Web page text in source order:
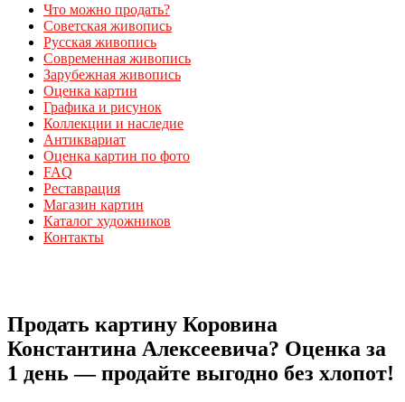
Что можно продать?
Советская живопись
Русская живопись
Современная живопись
Зарубежная живопись
Оценка картин
Графика и рисунок
Коллекции и наследие
Антиквариат
Оценка картин по фото
FAQ
Реставрация
Магазин картин
Каталог художников
Контакты
Продать картину Коровина
Константина Алексеевича? Оценка за
1 день — продайте выгодно без хлопот!